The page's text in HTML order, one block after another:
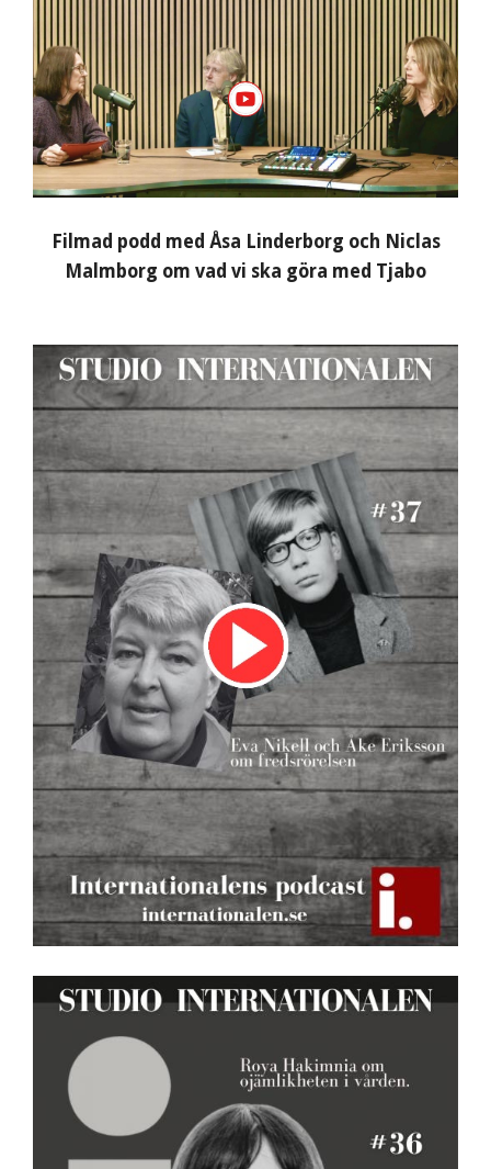
Filmad podd med Åsa Linderborg och Niclas
Malmborg om vad vi ska göra med Tjabo